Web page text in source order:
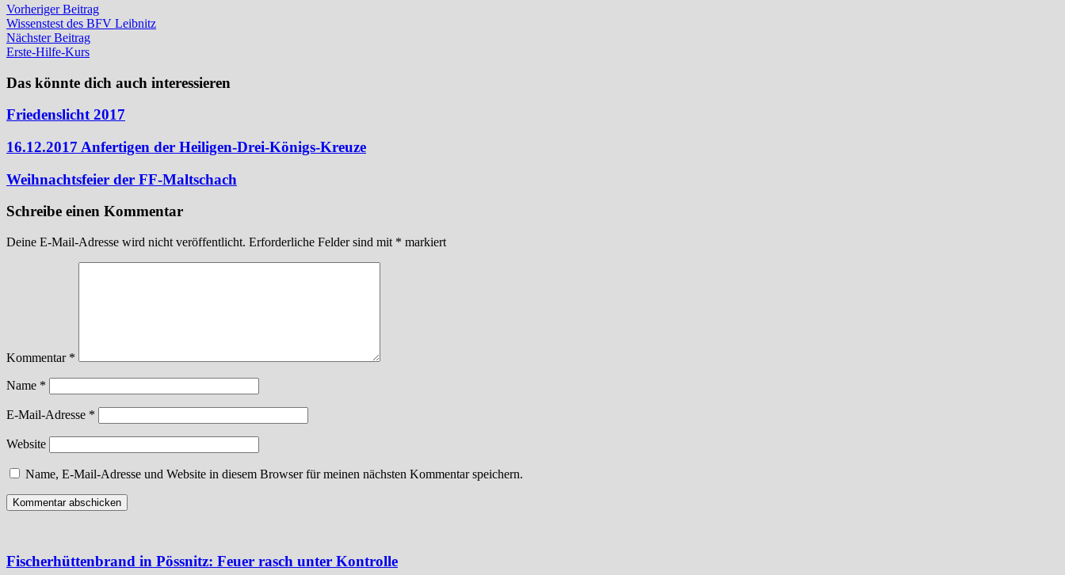
Beitragsnavigation
Vorheriger BeitragVorheriger
Beitrag:
Wissenstest des BFV Leibnitz
Nächster BeitragNächster
Erste-Hilfe-Kurs
Das könnte dich auch interessieren
Friedenslicht 2017
16.12.2017 Anfertigen der Heiligen-Drei-Königs-Kreuze
Weihnachtsfeier der FF-Maltschach
Schreibe einen Kommentar
Deine E-Mail-Adresse wird nicht veröffentlicht. Erforderliche Felder sind mit * markiert
Kommentar *
Name *
E-Mail-Adresse *
Website
Name, E-Mail-Adresse und Website in diesem Browser für meinen nächsten Kommentar speichern.
Fischerhüttenbrand in Pössnitz: Feuer rasch unter Kontrolle